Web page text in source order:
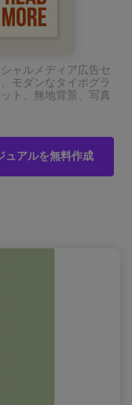
ャルメディア広告セ
モダンなタイポグラ
ト、無地背景、写真
ュアルを無料作成